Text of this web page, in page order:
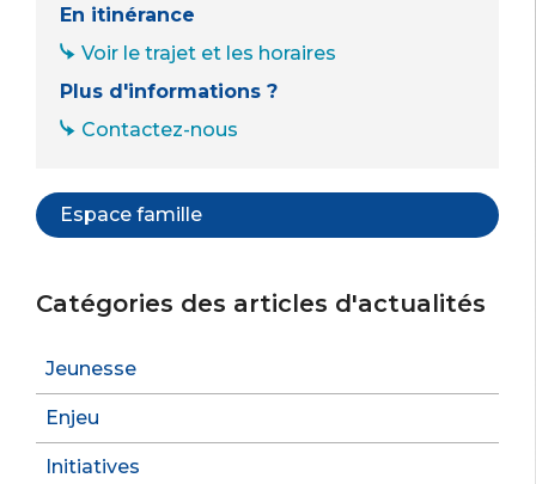
En itinérance
Voir le trajet et les horaires
Plus d'informations ?
Contactez-nous
Espace famille
Catégories des articles d'actualités
Jeunesse
Enjeu
Initiatives